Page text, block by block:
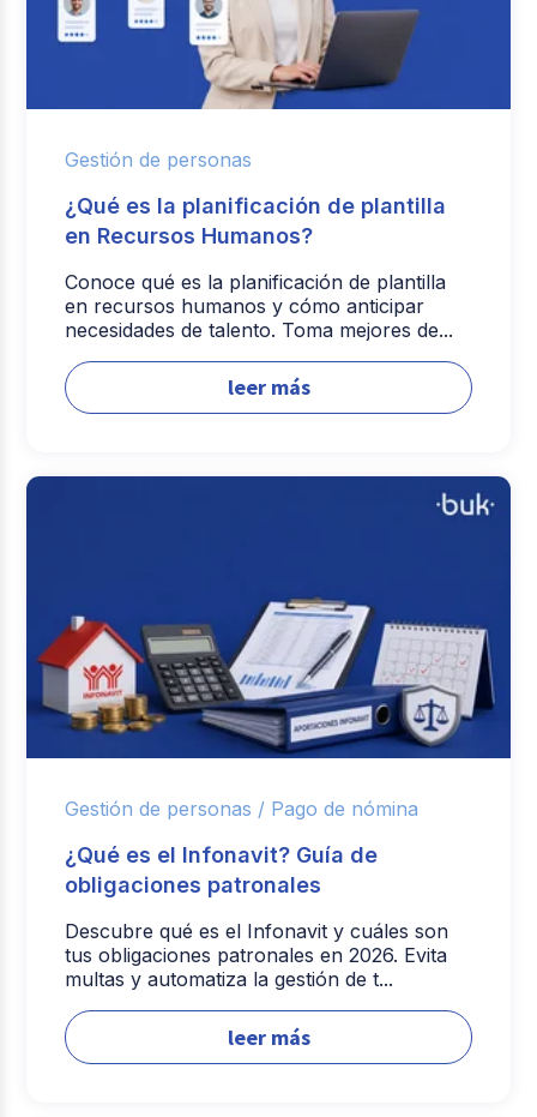
Gestión de personas
¿Qué es la planificación de plantilla
en Recursos Humanos?
Conoce qué es la planificación de plantilla
en recursos humanos y cómo anticipar
necesidades de talento. Toma mejores de...
leer más
Gestión de personas / Pago de nómina
¿Qué es el Infonavit? Guía de
obligaciones patronales
Descubre qué es el Infonavit y cuáles son
tus obligaciones patronales en 2026. Evita
multas y automatiza la gestión de t...
leer más